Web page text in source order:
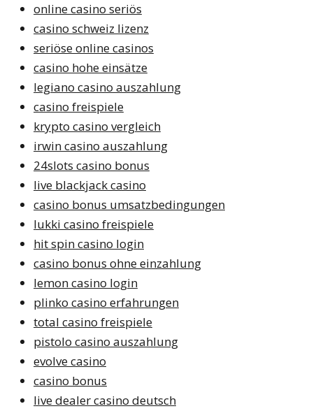
online casino seriös
casino schweiz lizenz
seriöse online casinos
casino hohe einsätze
legiano casino auszahlung
casino freispiele
krypto casino vergleich
irwin casino auszahlung
24slots casino bonus
live blackjack casino
casino bonus umsatzbedingungen
lukki casino freispiele
hit spin casino login
casino bonus ohne einzahlung
lemon casino login
plinko casino erfahrungen
total casino freispiele
pistolo casino auszahlung
evolve casino
casino bonus
live dealer casino deutsch